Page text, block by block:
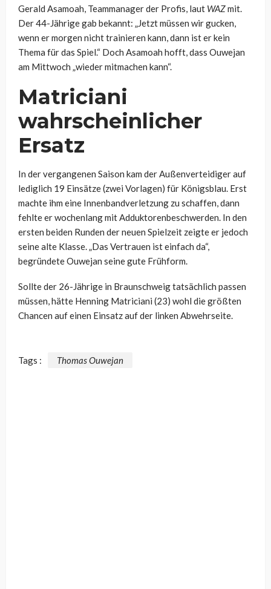
Gerald Asamoah, Teammanager der Profis, laut WAZmit.
Der 44-Jährige gab bekannt: „Jetzt müssen wir gucken,
wenn er morgen nicht trainieren kann, dann ist er kein
Thema für das Spiel.“ Doch Asamoah hofft, dass Ouwejan
am Mittwoch „wieder mitmachen kann“.
Matriciani
wahrscheinlicher
Ersatz
In der vergangenen Saison kam der Außenverteidiger auf
lediglich 19 Einsätze (zwei Vorlagen) für Königsblau. Erst
machte ihm eine Innenbandverletzung zu schaffen, dann
fehlte er wochenlang mit Adduktorenbeschwerden. In den
ersten beiden Runden der neuen Spielzeit zeigte er jedoch
seine alte Klasse. „Das Vertrauen ist einfach da“,
begründete Ouwejan seine gute Frühform.
Sollte der 26-Jährige in Braunschweig tatsächlich passen
müssen, hätte Henning Matriciani (23) wohl die größten
Chancen auf einen Einsatz auf der linken Abwehrseite.
Tags : Thomas Ouwejan